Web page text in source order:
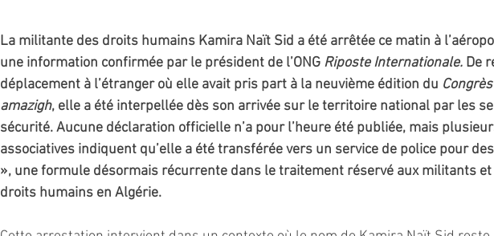
La militante des droits humains Kamira Naït Sid a été arrêtée ce matin à
une information confirmée par le président de l’ONG Riposte Internationale. De
déplacement à l’étranger où elle avait pris part à la neuvième édition du
amazigh, elle a été interpellée dès son arrivée sur le territoire national par les
sécurité. Aucune déclaration officielle n’a pour l’heure été publiée, mais
associatives indiquent qu’elle a été transférée vers un service de police pour
», une formule désormais récurrente dans le traitement réservé aux militants
droits humains en Algérie.